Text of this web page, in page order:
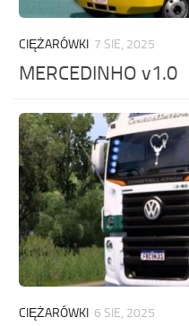
CIĘŻARÓWKI 7 SIE, 2025
MERCEDINHO v1.0
CIĘŻARÓWKI 6 SIE, 2025